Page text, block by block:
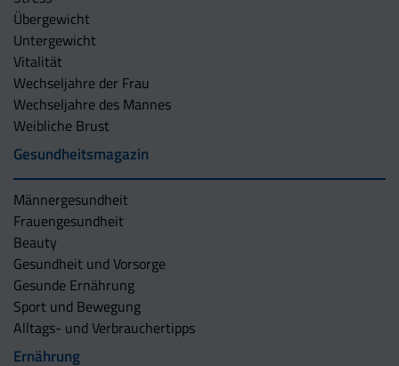
Übergewicht
Untergewicht
Vitalität
Wechseljahre der Frau
Wechseljahre des Mannes
Weibliche Brust
Gesundheitsmagazin
Männergesundheit
Frauengesundheit
Beauty
Gesundheit und Vorsorge
Gesunde Ernährung
Sport und Bewegung
Alltags- und Verbrauchertipps
Ernährung